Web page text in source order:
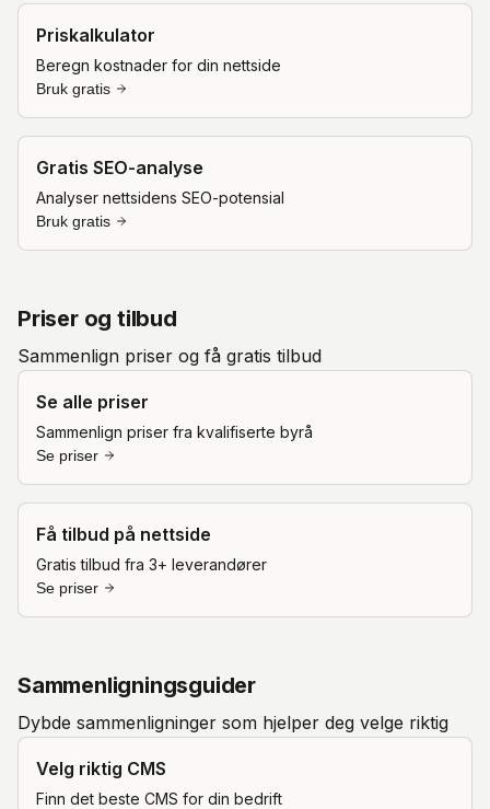
Priskalkulator
Beregn kostnader for din nettside
Bruk gratis
Gratis SEO-analyse
Analyser nettsidens SEO-potensial
Bruk gratis
Priser og tilbud
Sammenlign priser og få gratis tilbud
Se alle priser
Sammenlign priser fra kvalifiserte byrå
Se priser
Få tilbud på nettside
Gratis tilbud fra 3+ leverandører
Se priser
Sammenligningsguider
Dybde sammenligninger som hjelper deg velge riktig
Velg riktig CMS
Finn det beste CMS for din bedrift